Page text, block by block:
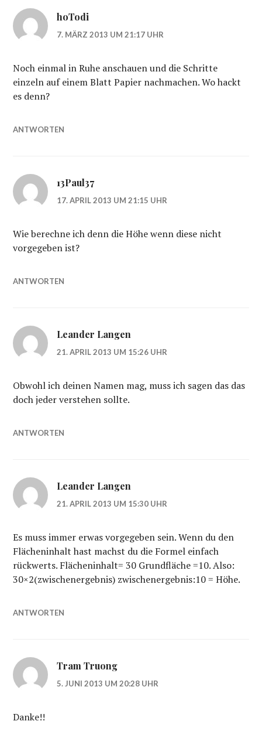
hoTodi
7. MÄRZ 2013 UM 21:17 UHR
Noch einmal in Ruhe anschauen und die Schritte
einzeln auf einem Blatt Papier nachmachen. Wo hackt
es denn?
ANTWORTEN
13Paul37
17. APRIL 2013 UM 21:15 UHR
Wie berechne ich denn die Höhe wenn diese nicht
vorgegeben ist?
ANTWORTEN
Leander Langen
21. APRIL 2013 UM 15:26 UHR
Obwohl ich deinen Namen mag, muss ich sagen das das
doch jeder verstehen sollte.
ANTWORTEN
Leander Langen
21. APRIL 2013 UM 15:30 UHR
Es muss immer erwas vorgegeben sein. Wenn du den
Flächeninhalt hast machst du die Formel einfach
rückwerts. Flächeninhalt= 30 Grundfläche =10. Also:
30×2(zwischenergebnis) zwischenergebnis:10 = Höhe.
ANTWORTEN
Tram Truong
5. JUNI 2013 UM 20:28 UHR
Danke!!